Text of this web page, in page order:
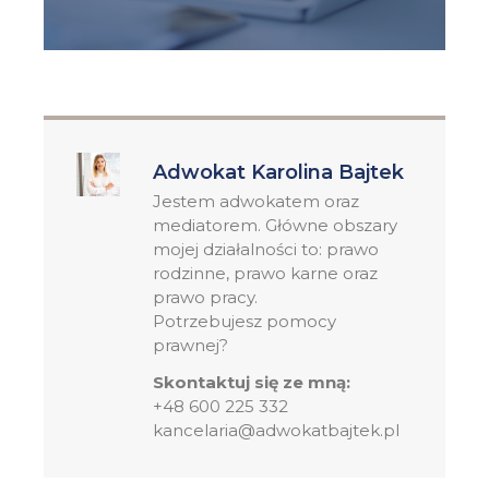
Adwokat Karolina Bajtek
Jestem adwokatem oraz
mediatorem. Główne obszary
mojej działalności to: prawo
rodzinne, prawo karne oraz
prawo pracy.
Potrzebujesz pomocy
prawnej?
Skontaktuj się ze mną:
+48 600 225 332
kancelaria@adwokatbajtek.pl